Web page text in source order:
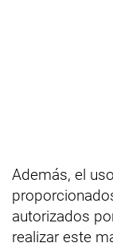
Además, el
autorizados
realizar este